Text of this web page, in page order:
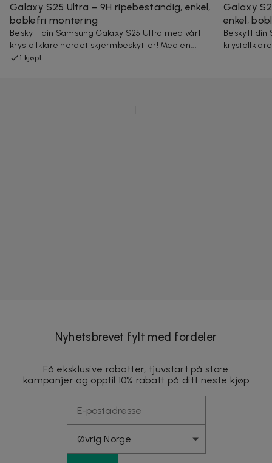
Galaxy S25 Ultra – 9H ripebestandig, enkel,
boblefri montering
Beskytt din Samsung Galaxy S25 Ultra med vårt
krystallklare herdet skjermbeskytter! Med en...
1 kjøpt
Galaxy
enkel,
Beskytt din
Nyhetsbrevet fylt med fordeler
Få eksklusive rabatter, tjuvstart på store
kampanjer og opptil 10% rabatt på ditt neste kjøp